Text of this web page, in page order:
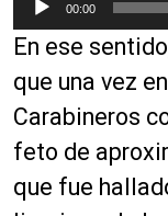
e
p
r
o
d
u
c
t
00:00
En ese
que una vez
Carabineros
feto de
que fue